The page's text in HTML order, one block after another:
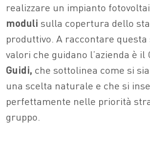
realizzare un impianto
moduli sulla copertura dello
produttivo. A raccontare questa
valori che guidano l’azienda è il
Guidi, che sottolinea come si
una scelta naturale e che si
perfettamente nelle priorità
gruppo.